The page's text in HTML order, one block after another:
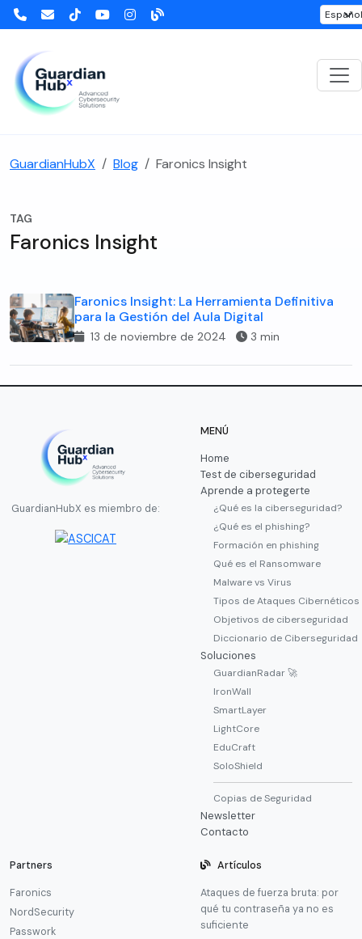
GuardianHubX Blog Faronics Insight
TAG
Faronics Insight
Faronics Insight: La Herramienta Definitiva
para la Gestión del Aula Digital
13 de noviembre de 2024 3 min
GuardianHubX es miembro de:
MENÚ
Home
Test de ciberseguridad
Aprende a protegerte
¿Qué es la ciberseguridad?
¿Qué es el phishing?
Formación en phishing
Qué es el Ransomware
Malware vs Virus
Tipos de Ataques Cibernéticos
Objetivos de ciberseguridad
Diccionario de Ciberseguridad
Soluciones
GuardianRadar 🚀
IronWall
SmartLayer
LightCore
EduCraft
SoloShield
Copias de Seguridad
Newsletter
Contacto
Partners
Faronics
NordSecurity
Passwork
Artículos
Ataques de fuerza bruta: por
qué tu contraseña ya no es
suficiente